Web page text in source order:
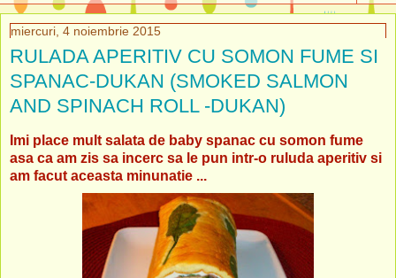
miercuri, 4 noiembrie 2015
RULADA APERITIV CU SOMON FUME SI
SPANAC-DUKAN (SMOKED SALMON
AND SPINACH ROLL -DUKAN)
Imi place mult salata de baby spanac cu somon fume
asa ca am zis sa incerc sa le pun intr-o ruluda aperitiv si
am facut aceasta minunatie ...